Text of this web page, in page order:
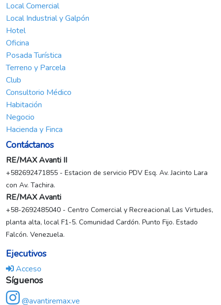
Local Comercial
Local Industrial y Galpón
Hotel
Oficina
Posada Turística
Terreno y Parcela
Club
Consultorio Médico
Habitación
Negocio
Hacienda y Finca
Contáctanos
RE/MAX Avanti II
+582692471855 - Estacion de servicio PDV Esq. Av. Jacinto Lara
con Av. Tachira.
RE/MAX Avanti
+58-2692485040 - Centro Comercial y Recreacional Las Virtudes,
planta alta, local F1-5. Comunidad Cardón. Punto Fijo. Estado
Falcón. Venezuela.
Ejecutivos
Acceso
Síguenos
@avantiremax.ve